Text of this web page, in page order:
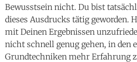
Bewusstsein nicht. Du bist
dieses Ausdrucks tätig geworden.
mit Deinen Ergebnissen
nicht schnell genug gehen, in den
Grundtechniken mehr Erfahrung